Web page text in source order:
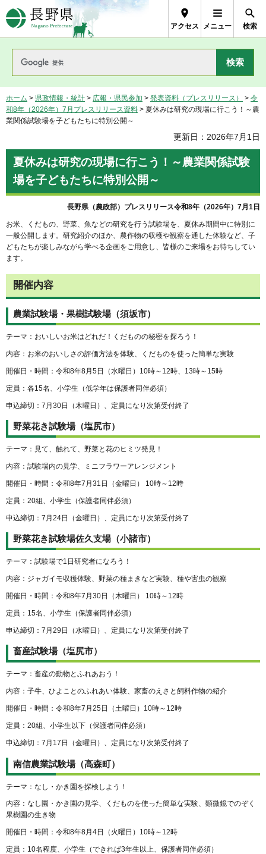
長野県Nagano Prefecture
アクセス メニュー 検索
ホーム > 県政情報・統計 > 広報・県民参加 > 発表資料（プレスリリース） > 令
和8年（2026年）7月プレスリリース資料 > 夏休みは研究の現場に行こう！～農
業関係試験場を子どもたちに特別公開～
更新日：2026年7月1日
夏休みは研究の現場に行こう！～農業関係試験
場を子どもたちに特別公開～
長野県（農政部）プレスリリース令和8年（2026年）7月1日
お米、くだもの、野菜、魚などの研究を行う試験場を、夏休み期間中に特別に
一般公開します。研究紹介のほか、農作物の収穫や観察を通した体験など、子
どもたちが楽しみながら学べる企画をご用意し、皆様のご来場をお待ちしてい
ます。
開催内容
農業試験場・果樹試験場（須坂市）
テーマ：おいしいお米はどれだ！くだものの秘密を探ろう！
内容：お米のおいしさの評価方法を体験、くだものを使った簡単な実験
開催日・時間：令和8年8月5日（水曜日）10時～12時、13時～15時
定員：各15名、小学生（低学年は保護者同伴必須）
申込締切：7月30日（木曜日）、定員になり次第受付終了
野菜花き試験場（塩尻市）
テーマ：見て、触れて、野菜と花のヒミツ発見！
内容：試験場内の見学、ミニフラワーアレンジメント
開催日・時間：令和8年7月31日（金曜日） 10時～12時
定員：20組、小学生（保護者同伴必須）
申込締切：7月24日（金曜日）、定員になり次第受付終了
野菜花き試験場佐久支場（小諸市）
テーマ：試験場で1日研究者になろう！
内容：ジャガイモ収穫体験、野菜の種まきなど実験、種や害虫の観察
開催日・時間：令和8年7月30日（木曜日） 10時～12時
定員：15名、小学生（保護者同伴必須）
申込締切：7月29日（水曜日）、定員になり次第受付終了
畜産試験場（塩尻市）
テーマ：畜産の動物とふれあおう！
内容：子牛、ひよことのふれあい体験、家畜のえさと飼料作物の紹介
開催日・時間：令和8年7月25日（土曜日）10時～12時
定員：20組、小学生以下（保護者同伴必須）
申込締切：7月17日（金曜日）、定員になり次第受付終了
南信農業試験場（高森町）
テーマ：なし・かき園を探検しよう！
内容：なし園・かき園の見学、くだものを使った簡単な実験、顕微鏡でのぞく
果樹園の生き物
開催日・時間：令和8年8月4日（火曜日）10時～12時
定員：10名程度、小学生（できれば3年生以上、保護者同伴必須）